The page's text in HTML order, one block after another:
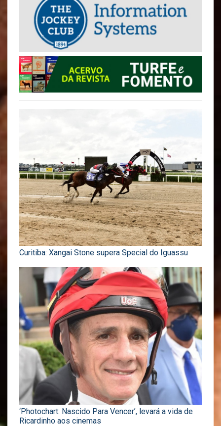
Curitiba: Xangai Stone supera Special do Iguassu
‘Photochart: Nascido Para Vencer’, levará a vida de
Ricardinho aos cinemas